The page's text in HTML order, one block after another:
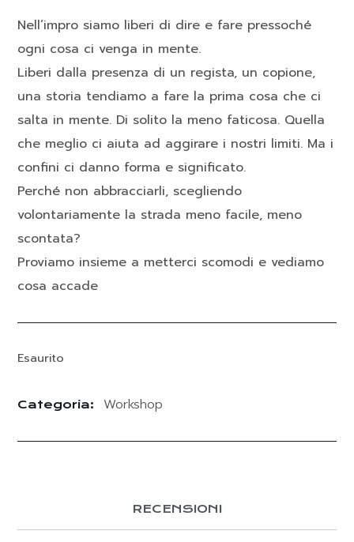
Nell’impro siamo liberi di dire e fare pressoché
ogni cosa ci venga in mente.
Liberi dalla presenza di un regista, un copione,
una storia tendiamo a fare la prima cosa che ci
salta in mente. Di solito la meno faticosa. Quella
che meglio ci aiuta ad aggirare i nostri limiti. Ma i
confini ci danno forma e significato.
Perché non abbracciarli, scegliendo
volontariamente la strada meno facile, meno
scontata?
Proviamo insieme a metterci scomodi e vediamo
cosa accade
Esaurito
Categoria: Workshop
RECENSIONI